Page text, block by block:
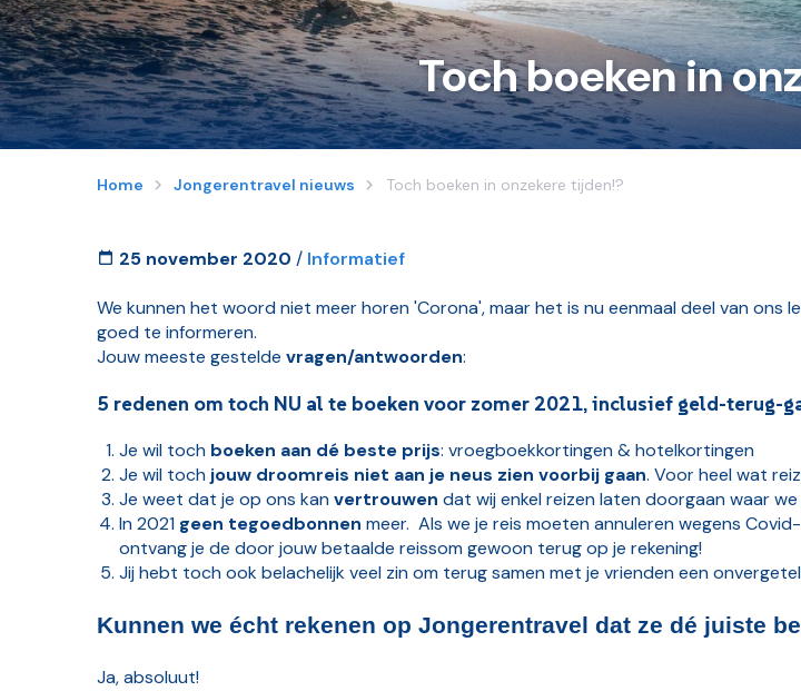
Toch boeken in
Home Jongerentravel nieuws Toch boeken in onzekere tijden!?
25 november 2020 / Informatief
We kunnen het woord niet meer horen 'Corona', maar het is nu eenmaal deel van
goed te informeren.
Jouw meeste gestelde vragen/antwoorden:
5 redenen om toch NU al te boeken voor zomer 2021, inclusief geld-terug-
Je wil toch boeken aan dé beste prijs: vroegboekkortingen & hotelkortingen
Je wil toch jouw droomreis niet aan je neus zien voorbij gaan. Voor heel wat
Je weet dat je op ons kanvertrouwen dat wij enkel reizen laten doorgaan waar
In 2021 geen tegoedbonnen meer. Als we je reis moeten annuleren wegens
ontvang je de door jouw betaalde reissom gewoon terug op je rekening!
Jij hebt toch ook belachelijk veel zin om terug samen met je vrienden een
Kunnen we écht rekenen op Jongerentravel dat ze dé juiste
Ja, absoluut!